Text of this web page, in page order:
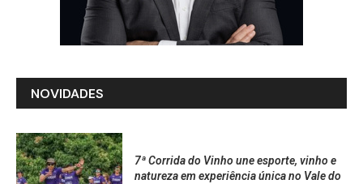
NOVIDADES
7ª Corrida do Vinho une esporte, vinho e
natureza em experiência única no Vale do